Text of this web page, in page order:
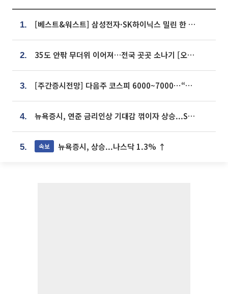
1. [베스트&워스트] 삼성전자·SK하이닉스 밀린 한 주…상상인증권은 85% 급등
2. 35도 안팎 무더위 이어져…전국 곳곳 소나기 [오늘 날씨]
3. [주간증시전망] 다음주 코스피 6000~7000⋯“外人 수급은 정책이 변수”
4. 뉴욕증시, 연준 금리인상 기대감 꺾이자 상승...S&P500 사상 최고치 [종합]
5. 속보 뉴욕증시, 상승...나스닥 1.3% ↑